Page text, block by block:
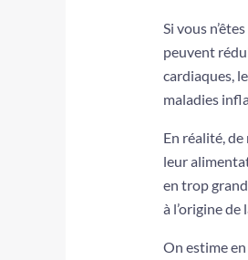
Si vous
peuvent
cardiaques,
maladies
En réalité,
leur
en trop
à l’origine
On estime